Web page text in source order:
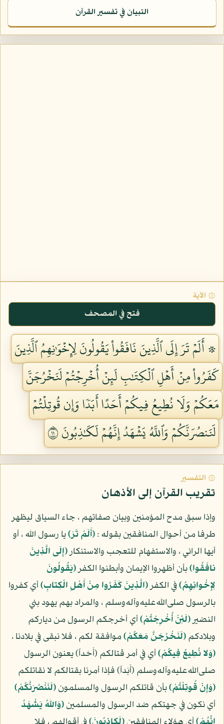
التبيان في تفسير القرآن
۞ الآية
فتح في المصحف
۞ أَلَمۡ تَرَ إِلَى ٱلَّذِينَ نَافَقُواْ يَقُولُونَ لِإِخۡوَٰنِهِمُ ٱلَّذِينَ
كَفَرُواْ مِنۡ أَهۡلِ ٱلۡكِتَٰبِ لَئِنۡ أُخۡرِجۡتُمۡ لَنَخۡرُجَنَّ
مَعَكُمۡ وَلَا نُطِيعُ فِيكُمۡ أَحَدًا أَبَدٗا وَإِن قُوتِلۡتُمۡ
لَنَنصُرَنَّكُمۡ وَٱللَّهُ يَشۡهَدُ إِنَّهُمۡ لَكَٰذِبُونَ ١١
۞ التفسير
تقريب القرآن إلى الأذهان
وإذا سبق مدح المؤمنين وبيان صفاتهم ، جاء السياق ليظهر
طرفا من أحوال المنافقين بقوله :(أَلَمْ تَرَ)يا رسول الله ، أو
أيها الرائي ، والاستفهام للتعجب والاستنكار(إِلَى الَّذِينَ
نافَقُوا)بأن أظهروا الإيمان وأبطنوا الكفر(يَقُولُونَ
لِإِخْوانِهِمُ)في الكفر(الَّذِينَ كَفَرُوا مِنْ أَهْلِ الْكِتابِ)أي كفروا
بالرسول صلى‌الله‌عليه‌وآله‌وسلم ، والمراد بهم يهود بني
النضير(لَئِنْ أُخْرِجْتُمْ)أي أخرجكم الرسول من دياركم
وبلادكم(لَنَخْرُجَنَّ مَعَكُمْ)موافقة لكم ، فلا نبقى في بلادنا ،
(وَلا نُطِيعُ فِيكُمْ)أي في أمر قتالكم (أَحَداً) يعنون الرسول
صلى‌الله‌عليه‌وآله‌وسلم (أَبَداً) فإذا أمرنا بقتالكم لا نقاتلكم
(وَإِنْ قُوتِلْتُمْ)بأن قاتلكم الرسول والمسلمون(لَنَنْصُرَنَّكُمْ)
أي نكون في جهتكم ضد الرسول والمسلمين(وَاللهُ يَشْهَدُ